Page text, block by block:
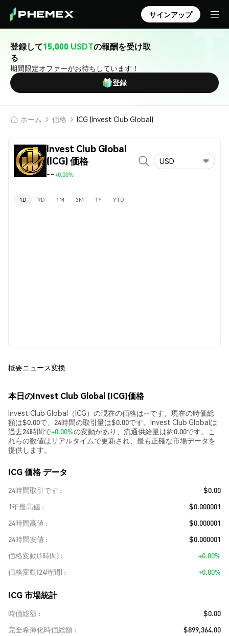
サインアップ
登録して15,000 USDTの報酬を受け取
る
期間限定オファーがお待ちしています！
登録
ホーム 価格 ICG (Invest Club Global)
Invest Club Global
(ICG) 価格
--+0.00%
USD
1D 7D 1M 3M 1Y YTD
概要ニュース変換
本日のInvest Club Global (ICG)価格
Invest Club Global（ICG）の現在の価格は--です。現在の時価総
額は$0.00で、24時間の取引量は$0.00です。Invest Club Globalは
過去24時間で+0.00%の変動があり、流通供給量は約0.00です。こ
れらの数値はリアルタイムで更新され、最も正確な市場データを
提供します。
ICG 価格 データ
24時間取引です
$0.00
1年最高値
$0.000001
24時間高値
$0.000001
24時間安値
$0.000001
価格変動(1時間)
+0.00%
価格変動(24時間)
+0.00%
ICG 市場統計
時価総額
$0.00
完全希薄化時価総額
$899,364.00